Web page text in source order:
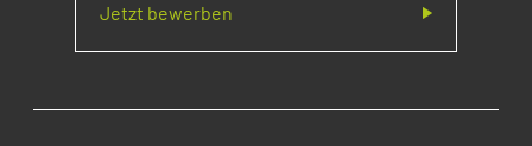
Jetzt bewerben